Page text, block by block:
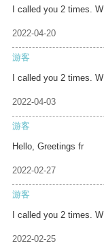
I called you 2 times. W
2022-04-20
游客
I called you 2 times. W
2022-04-03
游客
Hello, Greetings fr
2022-02-27
游客
I called you 2 times. W
2022-02-25